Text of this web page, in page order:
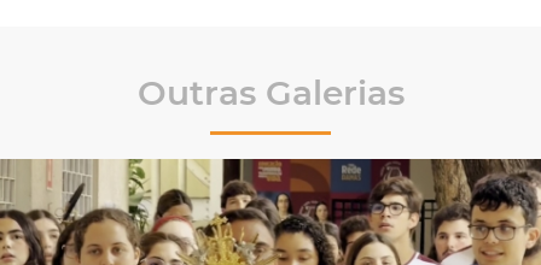
Outras Galerias